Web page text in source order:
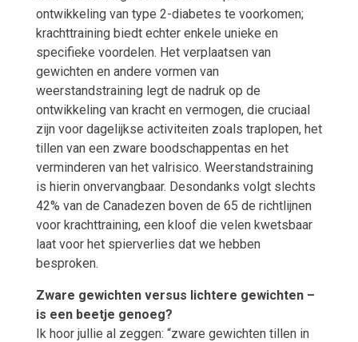
ontwikkeling van type 2-diabetes te voorkomen;
krachttraining biedt echter enkele unieke en
specifieke voordelen. Het verplaatsen van
gewichten en andere vormen van
weerstandstraining legt de nadruk op de
ontwikkeling van kracht en vermogen, die cruciaal
zijn voor dagelijkse activiteiten zoals traplopen, het
tillen van een zware boodschappentas en het
verminderen van het valrisico. Weerstandstraining
is hierin onvervangbaar. Desondanks volgt slechts
42% van de Canadezen boven de 65 de richtlijnen
voor krachttraining, een kloof die velen kwetsbaar
laat voor het spierverlies dat we hebben
besproken.
Zware gewichten versus lichtere gewichten –
is een beetje genoeg?
Ik hoor jullie al zeggen: “zware gewichten tillen in